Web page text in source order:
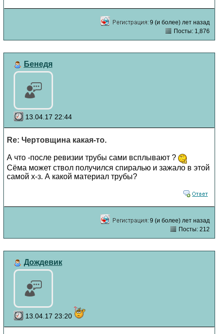
9 (и более) лет назад
Посты: 1,876
Бенедя
13.04.17 22:44
Re: Чертовщина какая-то.
А что -после ревизии трубы сами всплывают ?
Сёма может ствол получился спиралью и зажало в этой
самой х-з. А какой материал трубы?
9 (и более) лет назад
Посты: 212
Дождевик
13.04.17 23:20